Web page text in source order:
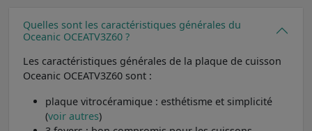
Quelles sont les caractéristiques générales du
Oceanic OCEATV3Z60 ?
Les caractéristiques générales de la plaque de cuisson
Oceanic OCEATV3Z60 sont :
plaque vitrocéramique : esthétisme et simplicité
(voir autres)